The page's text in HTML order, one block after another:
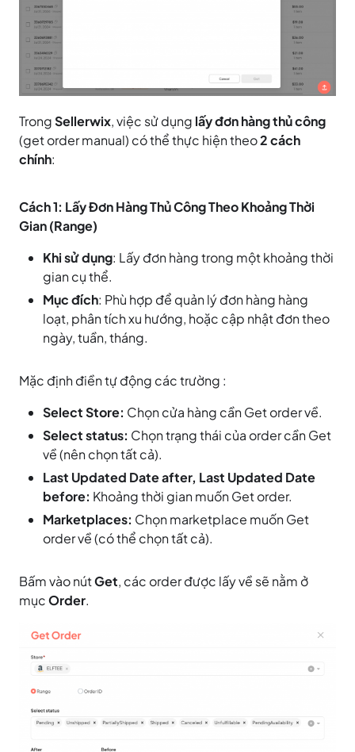
TrongSellerwix, việc sử dụng lấy đơn hàng thủ công
(get order manual) có thể thực hiện theo2 cách
chính:
Cách 1: Lấy Đơn Hàng Thủ Công Theo Khoảng Thời
Gian (Range)
Khi sử dụng: Lấy đơn hàng trong một khoảng thời
gian cụ thể.
Mục đích: Phù hợp để quản lý đơn hàng hàng
loạt, phân tích xu hướng, hoặc cập nhật đơn theo
ngày, tuần, tháng.
Mặc định điền tự động các trường :
Select Store: Chọn cửa hàng cần Get order về.
Select status: Chọn trạng thái của order cần Get
về (nên chọn tất cả).
Last Updated Date after, Last Updated Date
before: Khoảng thời gian muốn Get order.
Marketplaces: Chọn marketplace muốn Get
order về (có thể chọn tất cả).
Bấm vào nútGet, các order được lấy về sẽ nằm ở
mụcOrder.